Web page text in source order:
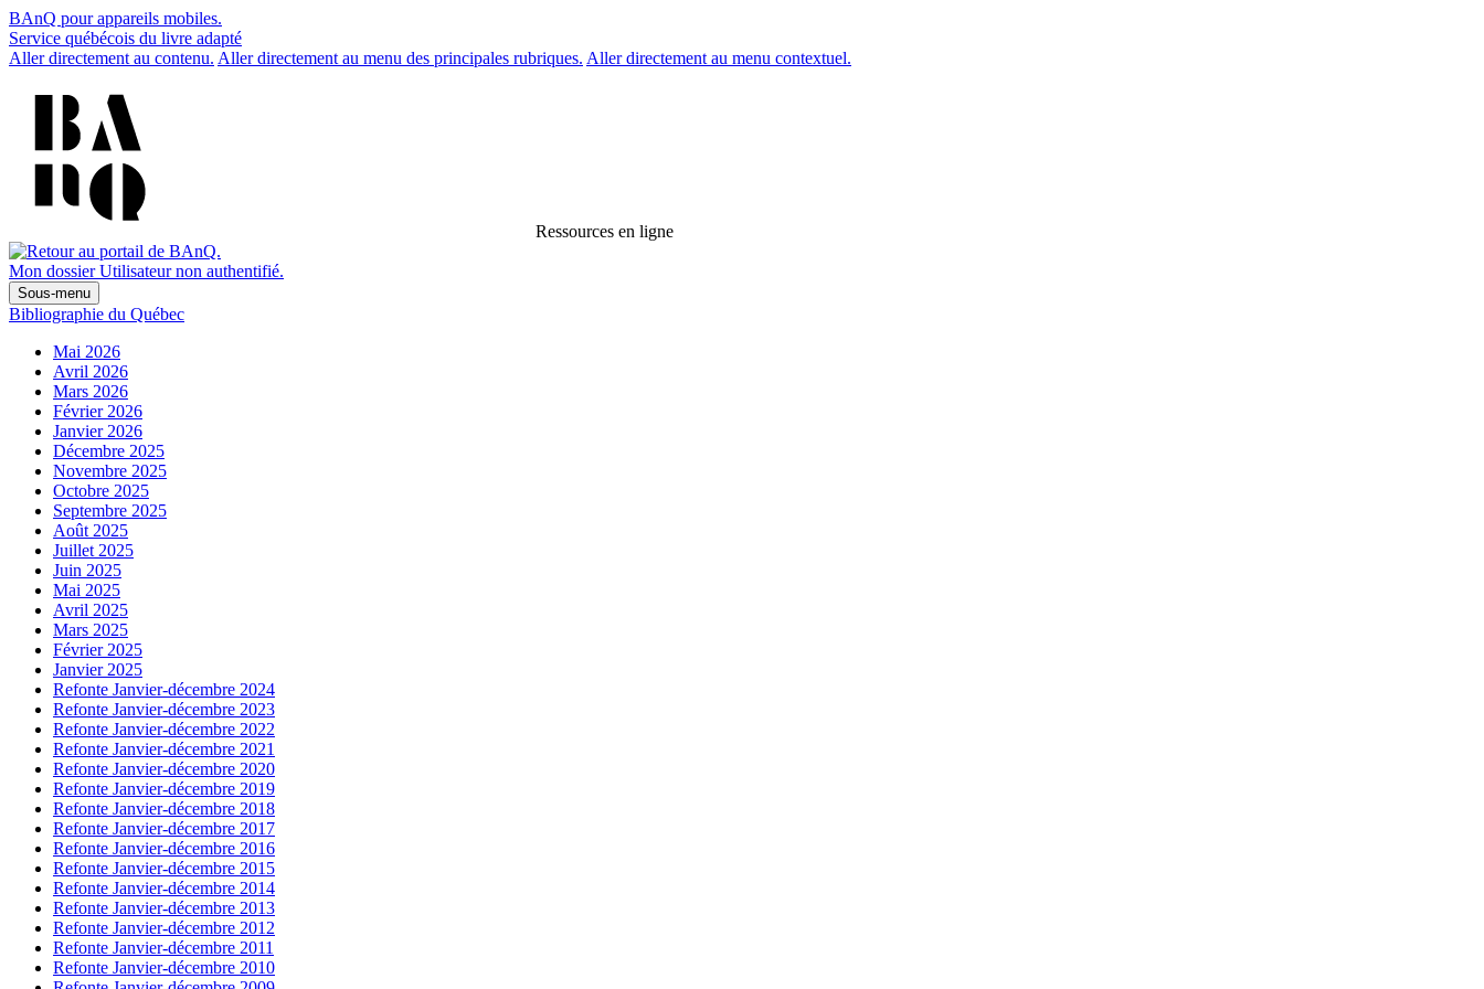
BAnQ pour appareils mobiles.
Service québécois du livre adapté
Aller directement au contenu. Aller directement au menu des principales rubriques. Aller directement au menu contextuel.
Ressources en ligne
Mon dossier Utilisateur non authentifié.
Sous-menu
Bibliographie du Québec
Mai 2026
Avril 2026
Mars 2026
Février 2026
Janvier 2026
Décembre 2025
Novembre 2025
Octobre 2025
Septembre 2025
Août 2025
Juillet 2025
Juin 2025
Mai 2025
Avril 2025
Mars 2025
Février 2025
Janvier 2025
Refonte Janvier-décembre 2024
Refonte Janvier-décembre 2023
Refonte Janvier-décembre 2022
Refonte Janvier-décembre 2021
Refonte Janvier-décembre 2020
Refonte Janvier-décembre 2019
Refonte Janvier-décembre 2018
Refonte Janvier-décembre 2017
Refonte Janvier-décembre 2016
Refonte Janvier-décembre 2015
Refonte Janvier-décembre 2014
Refonte Janvier-décembre 2013
Refonte Janvier-décembre 2012
Refonte Janvier-décembre 2011
Refonte Janvier-décembre 2010